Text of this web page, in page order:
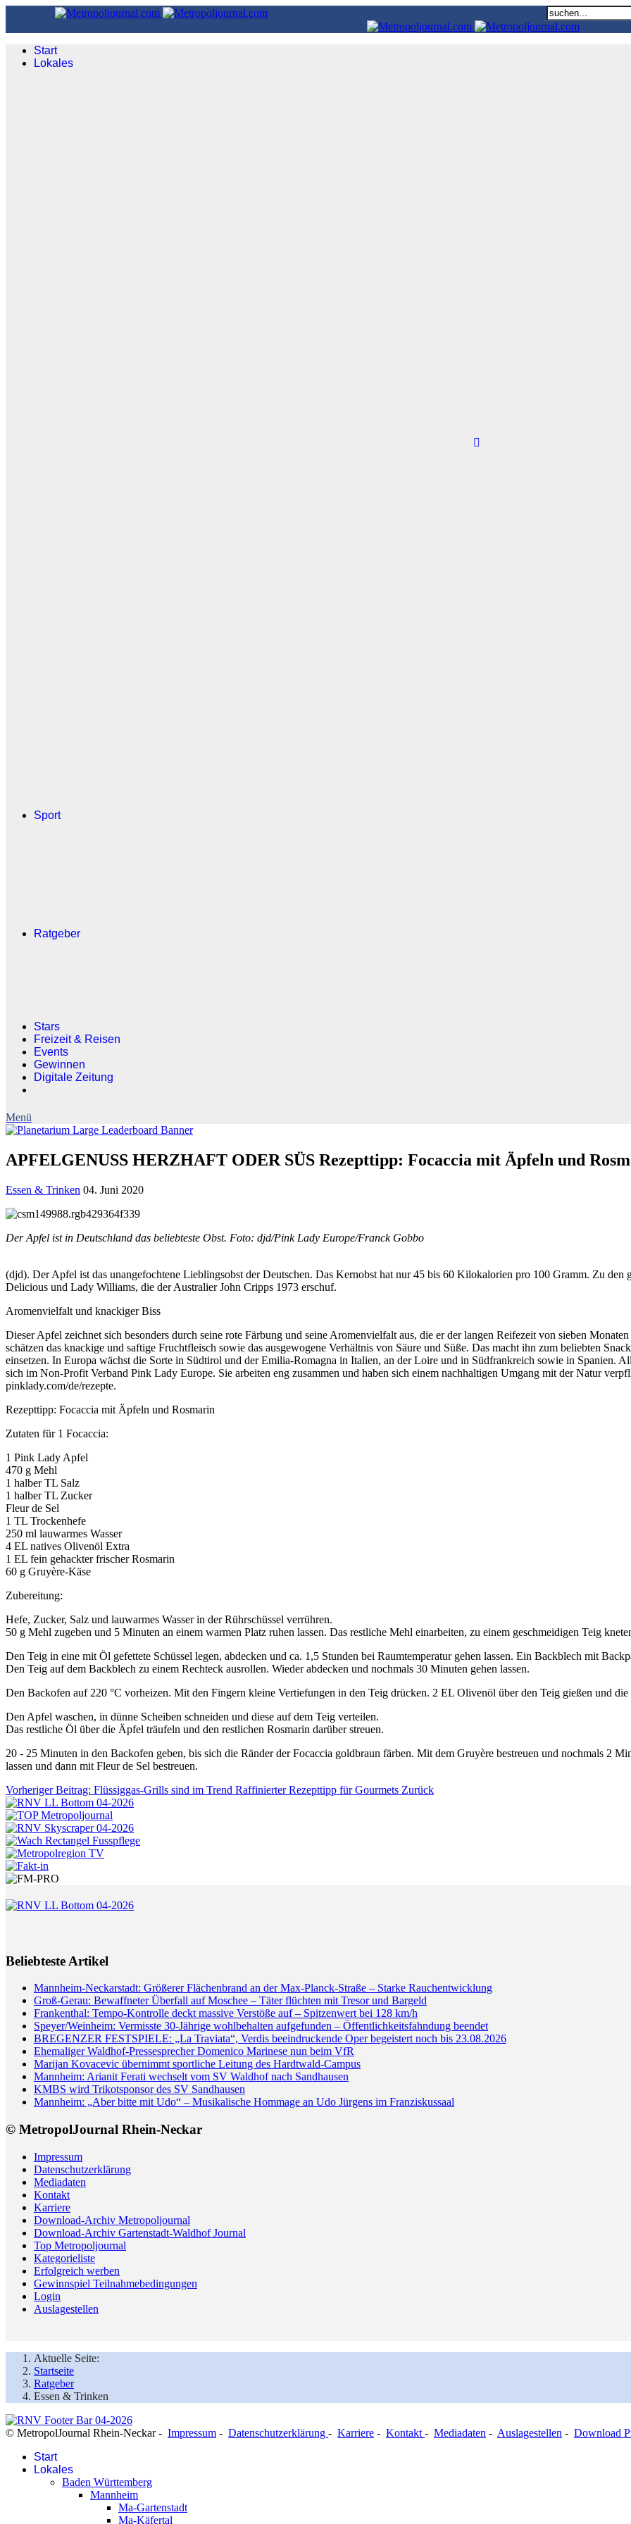
Start
Lokales
Sport
Ratgeber
Stars
Freizeit & Reisen
Events
Gewinnen
Digitale Zeitung
APFELGENUSS HERZHAFT ODER SÜS Rezepttipp: Focaccia mit Äpfeln und
Essen & Trinken 04. Juni 2020
Der Apfel ist in Deutschland das beliebteste Obst. Foto: djd/Pink Lady Europe/Franck Gobbo
(djd). Der Apfel ist das unangefochtene Lieblingsobst der Deutschen. Das Kernobst hat nur 45 bis 60 Kilokalorien pro 100 Gramm. Zu den
Delicious und Lady Williams, die der Australier John Cripps 1973 erschuf.
Aromenvielfalt und knackiger Biss
Dieser Apfel zeichnet sich besonders durch seine rote Färbung und seine Aromenvielfalt aus, die er der langen Reifezeit von sieben
schätzen das knackige und saftige Fruchtfleisch sowie das ausgewogene Verhältnis von Säure und Süße. Das macht ihn zum beliebten
einsetzen. In Europa wächst die Sorte in Südtirol und der Emilia-Romagna in Italien, an der Loire und in Südfrankreich sowie in Spanien.
sich im Non-Profit Verband Pink Lady Europe. Sie arbeiten eng zusammen und haben sich einem nachhaltigen Umgang mit der Natur
pinklady.com/de/rezepte.
Rezepttipp: Focaccia mit Äpfeln und Rosmarin
Zutaten für 1 Focaccia:
1 Pink Lady Apfel
470 g Mehl
1 halber TL Salz
1 halber TL Zucker
Fleur de Sel
1 TL Trockenhefe
250 ml lauwarmes Wasser
4 EL natives Olivenöl Extra
1 EL fein gehackter frischer Rosmarin
60 g Gruyère-Käse
Zubereitung:
Hefe, Zucker, Salz und lauwarmes Wasser in der Rührschüssel verrühren.
50 g Mehl zugeben und 5 Minuten an einem warmen Platz ruhen lassen. Das restliche Mehl einarbeiten, zu einem geschmeidigen Teig
Den Teig in eine mit Öl gefettete Schüssel legen, abdecken und ca. 1,5 Stunden bei Raumtemperatur gehen lassen. Ein Backblech mit
Den Teig auf dem Backblech zu einem Rechteck ausrollen. Wieder abdecken und nochmals 30 Minuten gehen lassen.
Den Backofen auf 220 °C vorheizen. Mit den Fingern kleine Vertiefungen in den Teig drücken. 2 EL Olivenöl über den Teig gießen und die
Den Apfel waschen, in dünne Scheiben schneiden und diese auf dem Teig verteilen.
Das restliche Öl über die Äpfel träufeln und den restlichen Rosmarin darüber streuen.
20 - 25 Minuten in den Backofen geben, bis sich die Ränder der Focaccia goldbraun färben. Mit dem Gruyère bestreuen und nochmals 2
lassen und dann mit Fleur de Sel bestreuen.
Vorheriger Beitrag: Flüssiggas-Grills sind im Trend Raffinierter Rezepttipp für Gourmets Zurück
Beliebteste Artikel
Mannheim-Neckarstadt: Größerer Flächenbrand an der Max-Planck-Straße – Starke Rauchentwicklung
Groß-Gerau: Bewaffneter Überfall auf Moschee – Täter flüchten mit Tresor und Bargeld
Frankenthal: Tempo-Kontrolle deckt massive Verstöße auf – Spitzenwert bei 128 km/h
Speyer/Weinheim: Vermisste 30-Jährige wohlbehalten aufgefunden – Öffentlichkeitsfahndung beendet
BREGENZER FESTSPIELE: „La Traviata“, Verdis beeindruckende Oper begeistert noch bis 23.08.2026
Ehemaliger Waldhof-Pressesprecher Domenico Marinese nun beim VfR
Marijan Kovacevic übernimmt sportliche Leitung des Hardtwald-Campus
Mannheim: Arianit Ferati wechselt vom SV Waldhof nach Sandhausen
KMBS wird Trikotsponsor des SV Sandhausen
Mannheim: „Aber bitte mit Udo“ – Musikalische Hommage an Udo Jürgens im Franziskussaal
© MetropolJournal Rhein-Neckar
Impressum
Datenschutzerklärung
Mediadaten
Kontakt
Karriere
Download-Archiv Metropoljournal
Download-Archiv Gartenstadt-Waldhof Journal
Top Metropoljournal
Kategorieliste
Erfolgreich werben
Gewinnspiel Teilnahmebedingungen
Login
Auslagestellen
Aktuelle Seite:
Startseite
Ratgeber
Essen & Trinken
© MetropolJournal Rhein-Neckar - Impressum - Datenschutzerklärung - Karriere - Kontakt - Mediadaten - Auslagestellen - Download
Start
Lokales
Baden Württemberg
Mannheim
Ma-Gartenstadt
Ma-Käfertal